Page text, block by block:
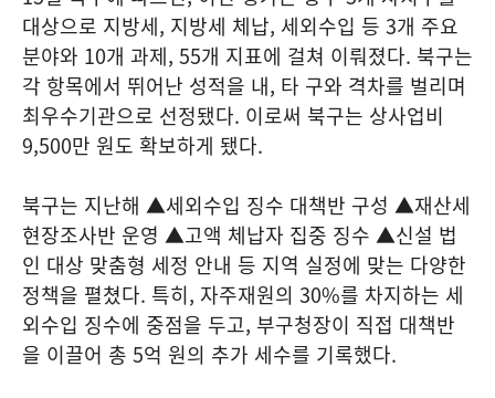
대상으로 지방세, 지방세 체납, 세외수입 등 3개 주요
분야와 10개 과제, 55개 지표에 걸쳐 이뤄졌다. 북구는
각 항목에서 뛰어난 성적을 내, 타 구와 격차를 벌리며
최우수기관으로 선정됐다. 이로써 북구는 상사업비
9,500만 원도 확보하게 됐다.
북구는 지난해 ▲세외수입 징수 대책반 구성 ▲재산세
현장조사반 운영 ▲고액 체납자 집중 징수 ▲신설 법
인 대상 맞춤형 세정 안내 등 지역 실정에 맞는 다양한
정책을 펼쳤다. 특히, 자주재원의 30%를 차지하는 세
외수입 징수에 중점을 두고, 부구청장이 직접 대책반
을 이끌어 총 5억 원의 추가 세수를 기록했다.